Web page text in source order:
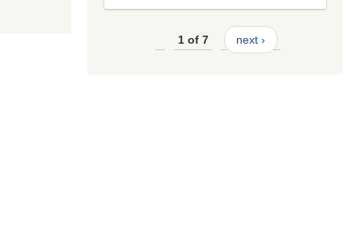
1 of 7 next ›